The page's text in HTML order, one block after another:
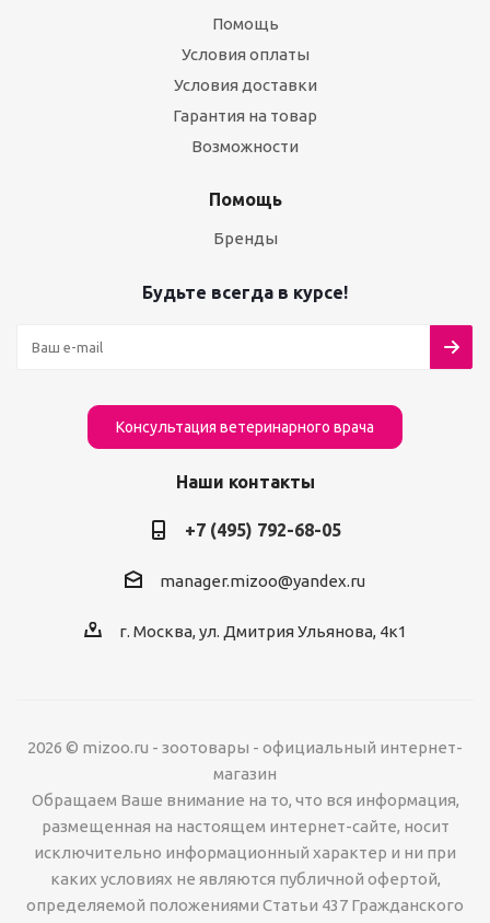
Помощь
Условия оплаты
Условия доставки
Гарантия на товар
Возможности
Помощь
Бренды
Будьте всегда в курсе!
Консультация ветеринарного врача
Наши контакты
+7 (495) 792-68-05
manager.mizoo@yandex.ru
г. Москва, ул. Дмитрия Ульянова, 4к1
2026 © mizoo.ru - зоотовары - официальный интернет-
магазин
Обращаем Ваше внимание на то, что вся информация,
размещенная на настоящем интернет-сайте, носит
исключительно информационный характер и ни при
каких условиях не являются публичной офертой,
определяемой положениями Статьи 437 Гражданского